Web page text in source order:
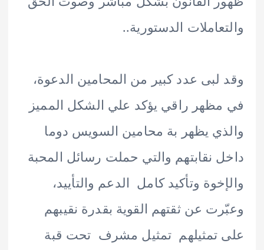
الدستورية..
عدد كبير من المحامين الدعوة،
راقي يؤكد علي الشكل المميز
يظهر بة محامين السويس دوما
نقابتهم والتي حملت رسائل المحبة
وتأكيد كامل الدعم والتأييد،
عن ثقتهم القوية بقدرة نقيبهم
تمثيلهم تمثيل مشرف تحت قبة